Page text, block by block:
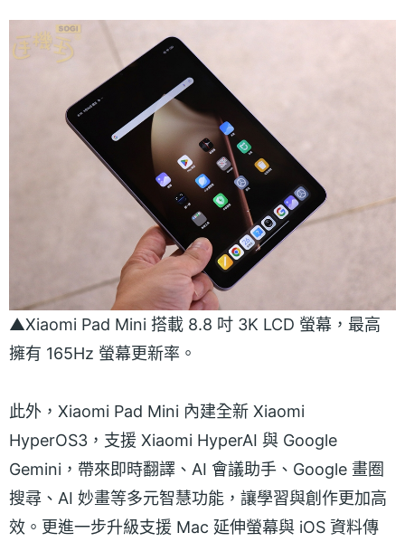
▲Xiaomi Pad Mini 搭載 8.8 吋 3K LCD 螢幕，最高
擁有 165Hz 螢幕更新率。
此外，Xiaomi Pad Mini 內建全新 Xiaomi
HyperOS3，支援 Xiaomi HyperAI 與 Google
Gemini，帶來即時翻譯、AI 會議助手、Google 畫圈
搜尋、AI 妙畫等多元智慧功能，讓學習與創作更加高
效。更進一步升級支援 Mac 延伸螢幕與 iOS 資料傳